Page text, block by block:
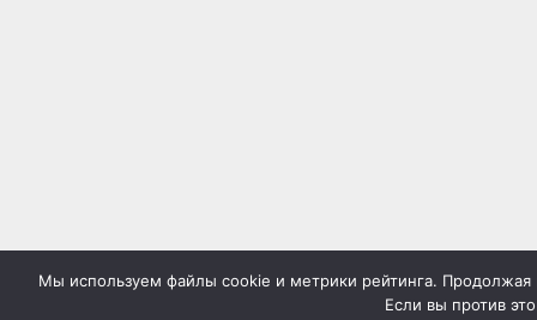
Мы используем файлы cookie и метрики рейтинга. Продолжая
Если вы против